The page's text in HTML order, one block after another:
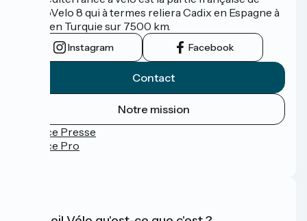
l'EuroVelo 8 qui à termes reliera Cadix en Espagne à
Izmir en Turquie sur 7500 km.
Instagram Facebook
Contact
Notre mission
Espace Presse
Espace Pro